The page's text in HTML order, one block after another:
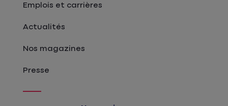
Emplois et carrières
Actualités
Nos magazines
Presse